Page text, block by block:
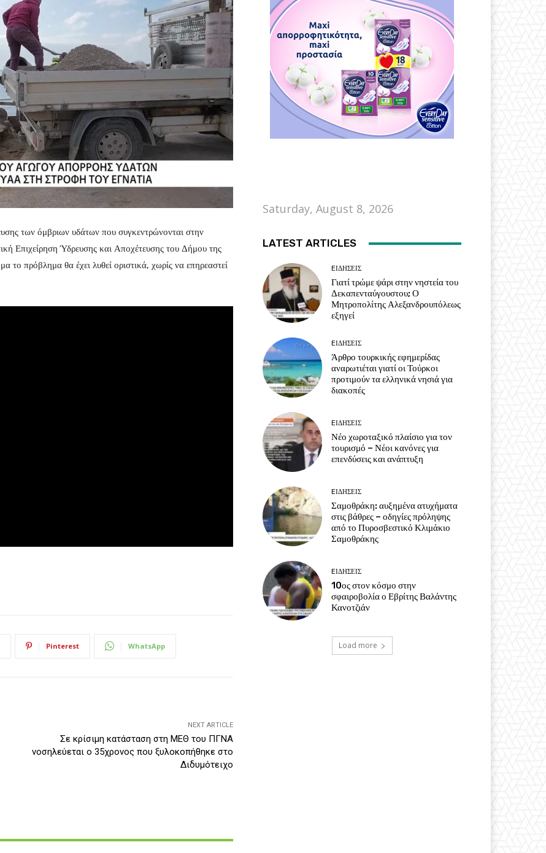
των όμβριων υδάτων που συγκεντρώνονται στην
Επιχείρηση Ύδρευσης και Αποχέτευσης του Δήμου της
πρόβλημα θα έχει λυθεί οριστικά, χωρίς να επηρεαστεί
Pinterest WhatsApp
NEXT ARTICLE
Σε κρίσιμη κατάσταση στη ΜΕΘ του ΠΓΝΑ
νοσηλεύεται ο 35χρονος που ξυλοκοπήθηκε στο
Διδυμότειχο
Saturday, August 8, 2026
LATEST ARTICLES
EΙΔΗΣΕΙΣ
Γιατί τρώμε ψάρι στην νηστεία του
Δεκαπενταύγουστου; Ο
Μητροπολίτης Αλεξανδρουπόλεως
εξηγεί
EΙΔΗΣΕΙΣ
Άρθρο τουρκικής εφημερίδας
αναρωτιέται γιατί οι Τούρκοι
προτιμούν τα ελληνικά νησιά για
διακοπές
EΙΔΗΣΕΙΣ
Νέο χωροταξικό πλαίσιο για τον
τουρισμό – Νέοι κανόνες για
επενδύσεις και ανάπτυξη
EΙΔΗΣΕΙΣ
Σαμοθράκη: αυξημένα ατυχήματα
στις βάθρες – οδηγίες πρόληψης
από το Πυροσβεστικό Κλιμάκιο
Σαμοθράκης
EΙΔΗΣΕΙΣ
10ος στον κόσμο στην
σφαιροβολία ο Εβρίτης Βαλάντης
Κανοτζιάν
Load more